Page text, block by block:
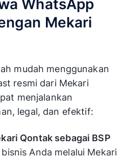
WhatsApp
Mekari
mudah menggunakan
resmi dari Mekari
menjalankan
legal, dan efektif:
Qontak sebagai BSP
Anda melalui Mekari